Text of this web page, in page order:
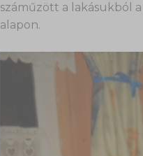
száműzött a lakásukból
alapon.